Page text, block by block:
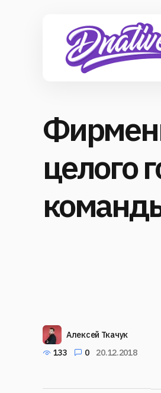
целого
Алексей Ткачук
133
0 20.12.2018